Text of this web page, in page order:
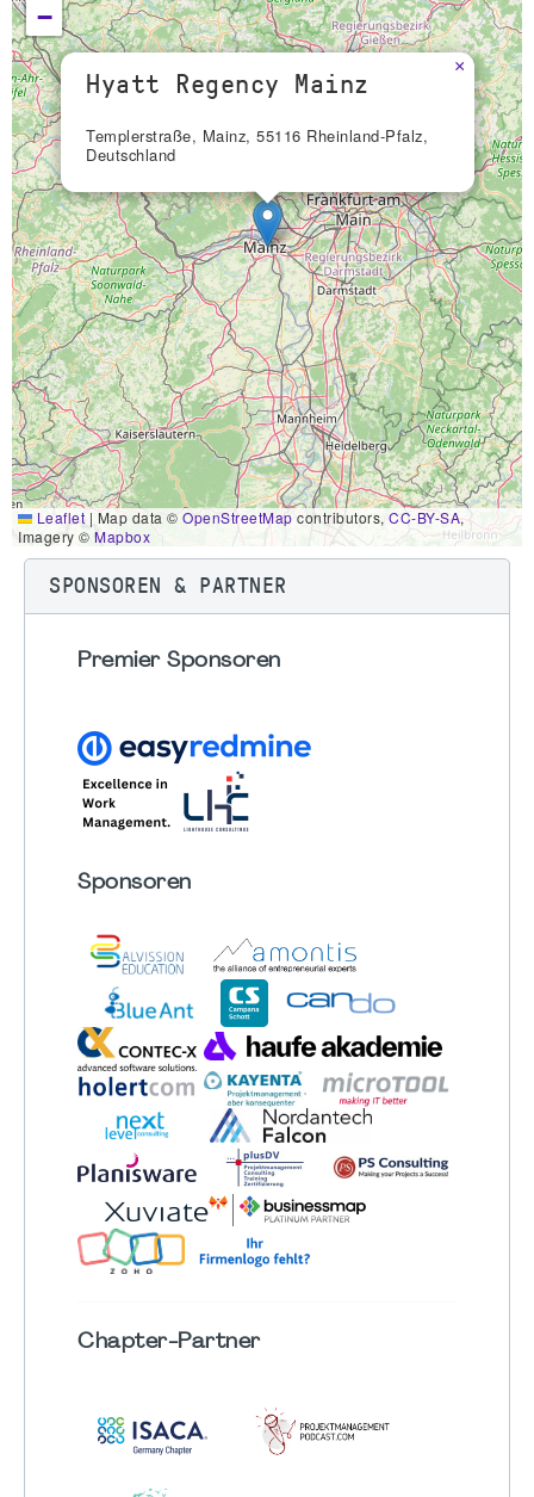
Hyatt Regency Mainz
Templerstraße, Mainz, 55116 Rheinland-Pfalz,
Deutschland
×
−
Leaflet |Map data © OpenStreetMap contributors, CC-BY-SA,
Imagery © Mapbox
SPONSOREN & PARTNER
Premier Sponsoren
Sponsoren
Chapter-Partner